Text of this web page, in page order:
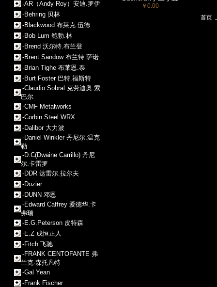
-AR（Andy Roy）安迪.罗伊
-Behring 贝林
-Blackwood 布莱克.伍德
-Bob Lum 鲍勃.林
-Brend 沃尔特.布兰登
-Brent Sandow 布兰特.萨诺
-Brian Tighe 布莱恩.泰
-Burt Foster 巴特.福斯特
-Claudio Sobral 克劳迪奥.索
巴尔
-CMF Metalworks
-Corbin Steel WRX
-Dalibor 大力波
-Daniel Winkler 丹尼尔.温克
勒
-D.C(Dwaine Carrillo) 丹尼
尔.卡雷罗
-DDR 达雷尔.拉尔夫
-Dozier
-DUNN 邓恩
-Edward Caffrey 爱德华.卡
弗瑞
-E.G.Peterson 皮特森
-E.Z 成恒正人
-Fitch 飞驰
-FRANK CENTOFANTE 弗
兰克·森托凡特
-Gal Yean
-Frank Fischer
￥0.00
首页